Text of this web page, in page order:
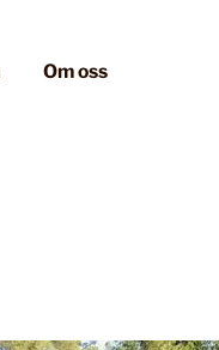
Om oss